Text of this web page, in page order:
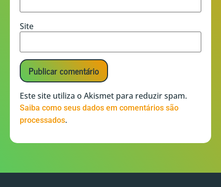
Site
Este site utiliza o Akismet para reduzir spam.
Saiba como seus dados em comentários são
processados.